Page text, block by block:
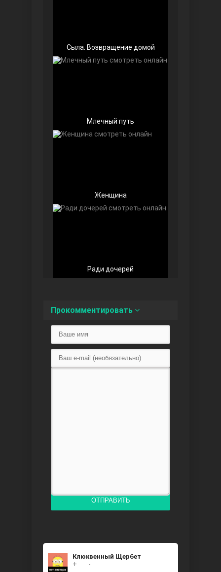
Беззащитные
Сыла. Возвращение домой
Млечный путь
Женщина
Ради дочерей
Прокомментировать
ОТПРАВИТЬ
Клюквенный Щербет
+
-